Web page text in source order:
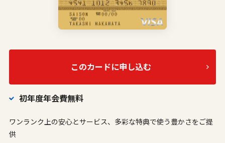
初年度年会費無料
ワンランク上の安心とサービス、多彩な特典で使う豊かさをご提
供
このカードに申し込む